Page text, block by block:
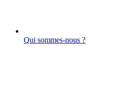
Qui sommes-nous ?